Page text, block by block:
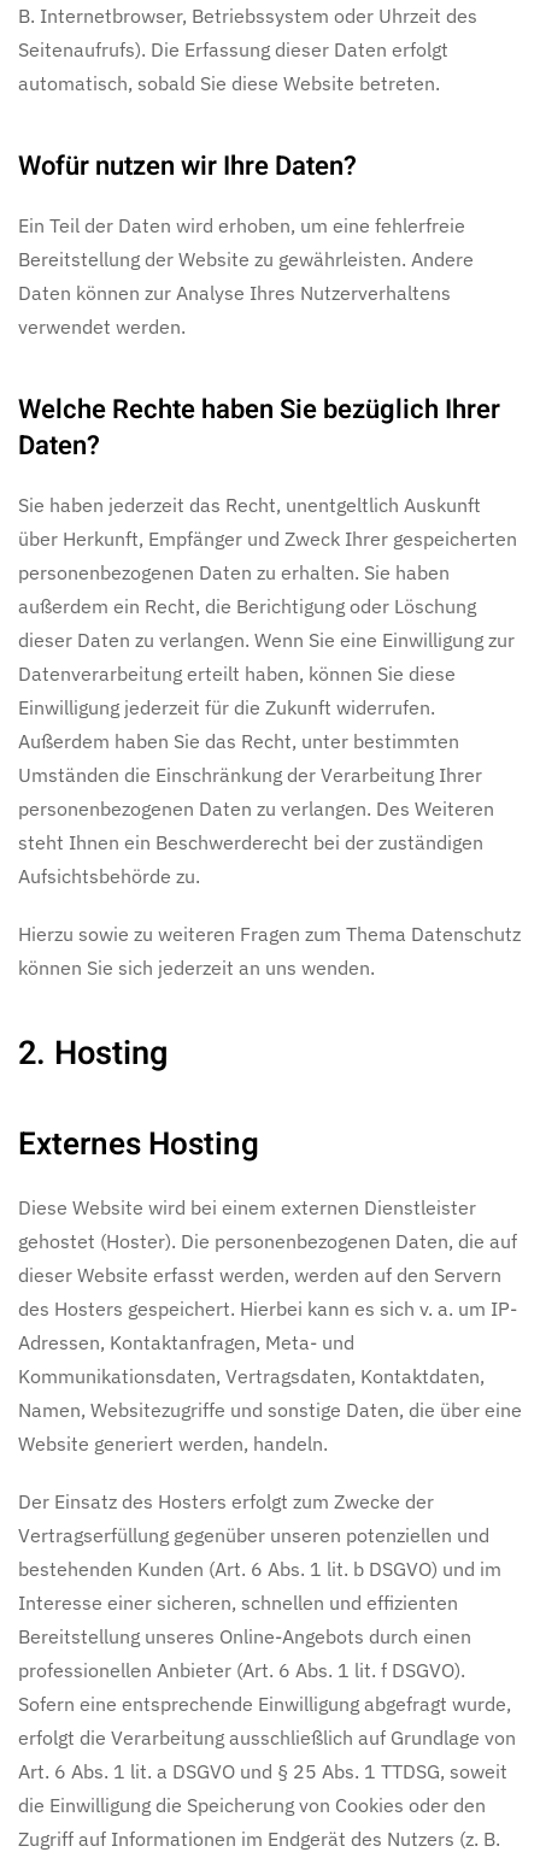
B. Internetbrowser, Betriebssystem oder Uhrzeit des
Seitenaufrufs). Die Erfassung dieser Daten erfolgt
automatisch, sobald Sie diese Website betreten.
Wofür nutzen wir Ihre Daten?
Ein Teil der Daten wird erhoben, um eine fehlerfreie
Bereitstellung der Website zu gewährleisten. Andere
Daten können zur Analyse Ihres Nutzerverhaltens
verwendet werden.
Welche Rechte haben Sie bezüglich Ihrer
Daten?
Sie haben jederzeit das Recht, unentgeltlich Auskunft
über Herkunft, Empfänger und Zweck Ihrer gespeicherten
personenbezogenen Daten zu erhalten. Sie haben
außerdem ein Recht, die Berichtigung oder Löschung
dieser Daten zu verlangen. Wenn Sie eine Einwilligung zur
Datenverarbeitung erteilt haben, können Sie diese
Einwilligung jederzeit für die Zukunft widerrufen.
Außerdem haben Sie das Recht, unter bestimmten
Umständen die Einschränkung der Verarbeitung Ihrer
personenbezogenen Daten zu verlangen. Des Weiteren
steht Ihnen ein Beschwerderecht bei der zuständigen
Aufsichtsbehörde zu.
Hierzu sowie zu weiteren Fragen zum Thema Datenschutz
können Sie sich jederzeit an uns wenden.
2. Hosting
Externes Hosting
Diese Website wird bei einem externen Dienstleister
gehostet (Hoster). Die personenbezogenen Daten, die auf
dieser Website erfasst werden, werden auf den Servern
des Hosters gespeichert. Hierbei kann es sich v. a. um IP-
Adressen, Kontaktanfragen, Meta- und
Kommunikationsdaten, Vertragsdaten, Kontaktdaten,
Namen, Websitezugriffe und sonstige Daten, die über eine
Website generiert werden, handeln.
Der Einsatz des Hosters erfolgt zum Zwecke der
Vertragserfüllung gegenüber unseren potenziellen und
bestehenden Kunden (Art. 6 Abs. 1 lit. b DSGVO) und im
Interesse einer sicheren, schnellen und effizienten
Bereitstellung unseres Online-Angebots durch einen
professionellen Anbieter (Art. 6 Abs. 1 lit. f DSGVO).
Sofern eine entsprechende Einwilligung abgefragt wurde,
erfolgt die Verarbeitung ausschließlich auf Grundlage von
Art. 6 Abs. 1 lit. a DSGVO und § 25 Abs. 1 TTDSG, soweit
die Einwilligung die Speicherung von Cookies oder den
Zugriff auf Informationen im Endgerät des Nutzers (z. B.